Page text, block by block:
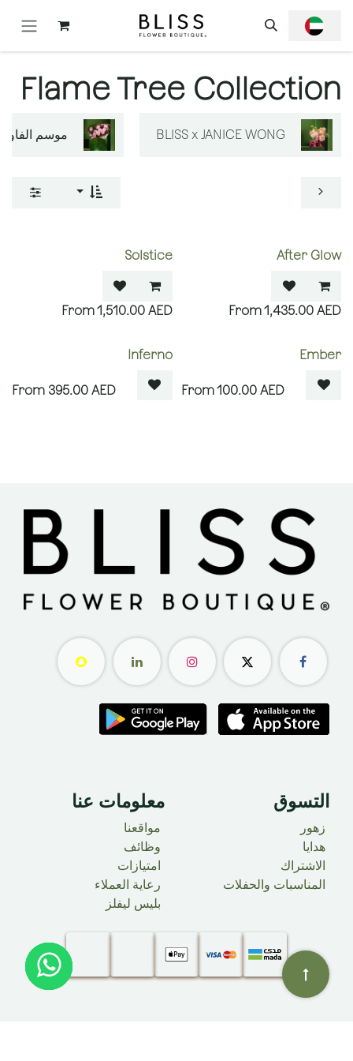
Flame Tree Collection
BLISS x JANICE WONG موسم
After Glow
1,435.00 AED
Solstice
1,510.00 AED
Ember
100.00 AED
Inferno
395.00 AED
التسوق
زهور
هدايا
الاشتراك
المناسبات والحفلات
معلومات عنا ​
مواقعنا
وظائف
امتيازات
رعاية العملاء
بليس ليفلز